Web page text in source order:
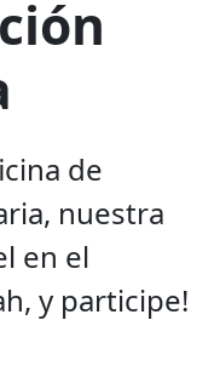
de
nuestra
en el
y participe!